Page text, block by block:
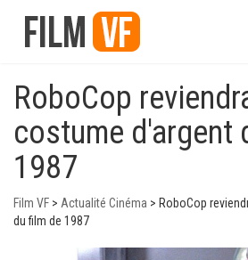
RoboCop
costume d'argent
1987
Film VF > Actualité Cinéma > RoboCop
du film de 1987